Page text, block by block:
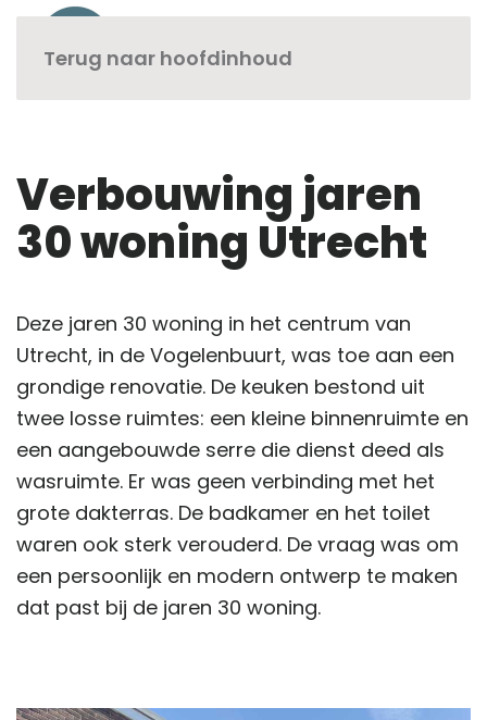
Terug naar hoofdinhoud
Verbouwing jaren
30 woning Utrecht
Deze jaren 30 woning in het centrum van
Utrecht, in de Vogelenbuurt, was toe aan een
grondige renovatie. De keuken bestond uit
twee losse ruimtes: een kleine binnenruimte en
een aangebouwde serre die dienst deed als
wasruimte. Er was geen verbinding met het
grote dakterras. De badkamer en het toilet
waren ook sterk verouderd. De vraag was om
een persoonlijk en modern ontwerp te maken
dat past bij de jaren 30 woning.